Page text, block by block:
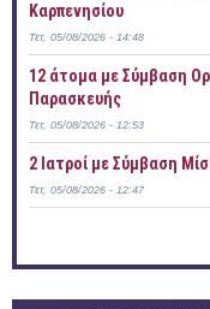
Καρπενησίου
Τετ, 05/08/2026 - 14:48
12 άτομα με Σύμβαση
Παρασκευής
Τετ, 05/08/2026 - 12:53
2 Ιατροί με Σύμβαση
Τετ, 05/08/2026 - 12:47